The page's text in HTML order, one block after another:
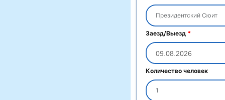
Президентский Сюит
Заезд/Выезд *
Количество человек
1